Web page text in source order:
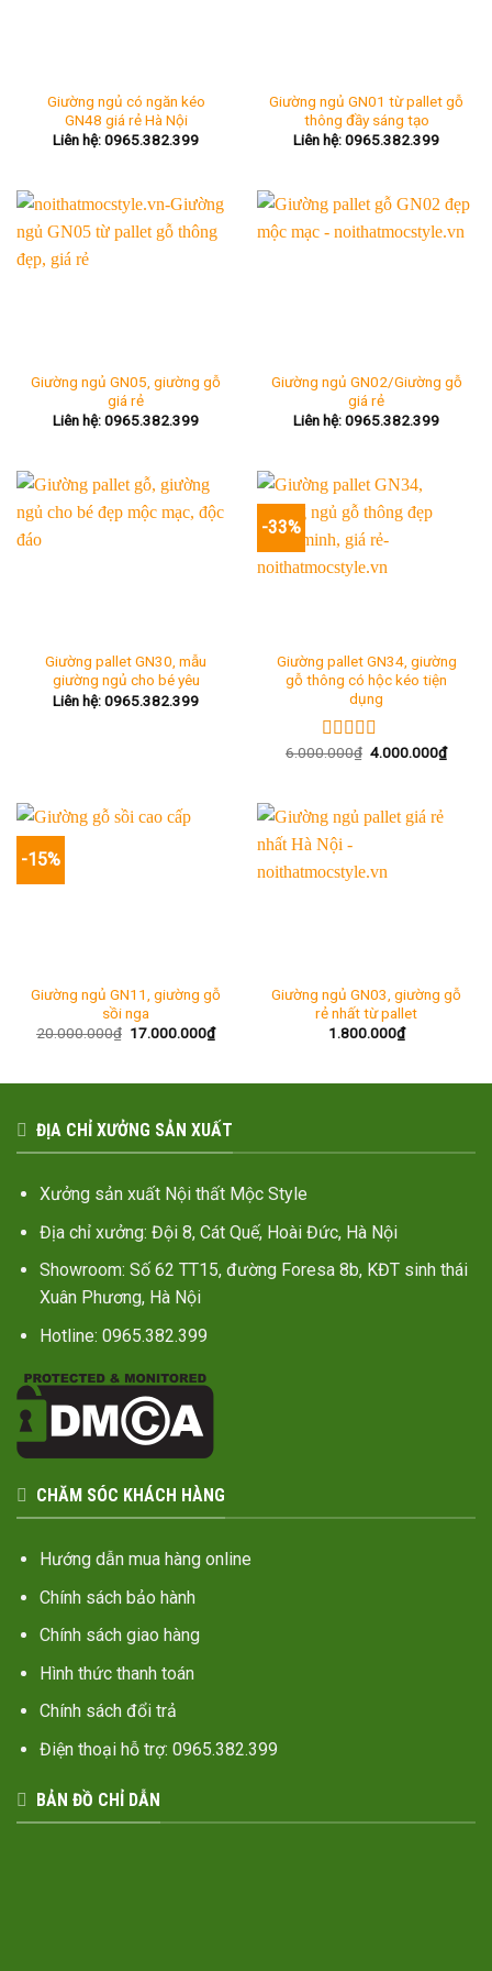
Giường ngủ có ngăn kéo
GN48 giá rẻ Hà Nội
Liên hệ: 0965.382.399
Giường ngủ GN01 từ pallet gỗ
thông đầy sáng tạo
Liên hệ: 0965.382.399
Giường ngủ GN05, giường gỗ
giá rẻ
Liên hệ: 0965.382.399
Giường ngủ GN02/Giường gỗ
giá rẻ
Liên hệ: 0965.382.399
Giường pallet GN30, mẫu
giường ngủ cho bé yêu
Liên hệ: 0965.382.399
-33%
Giường pallet GN34, giường
gỗ thông có hộc kéo tiện
dụng
Được xếp
6.000.000₫ Giá
4.000.000₫Giá
hiện
-15%
Giường ngủ GN11, giường gỗ
sồi nga
20.000.000₫ Giá
17.000.000₫Giá
hiện
17.000.000₫.
Giường ngủ GN03, giường gỗ
rẻ nhất từ pallet
1.800.000₫
ĐỊA CHỈ XƯỞNG SẢN XUẤT
Xưởng sản xuất Nội thất Mộc Style
Địa chỉ xưởng: Đội 8, Cát Quế, Hoài Đức, Hà Nội
Showroom: Số 62 TT15, đường Foresa 8b, KĐT sinh thái
Xuân Phương, Hà Nội
Hotline: 0965.382.399
CHĂM SÓC KHÁCH HÀNG
Hướng dẫn mua hàng online
Chính sách bảo hành
Chính sách giao hàng
Hình thức thanh toán
Chính sách đổi trả
Điện thoại hỗ trợ: 0965.382.399
BẢN ĐỒ CHỈ DẪN